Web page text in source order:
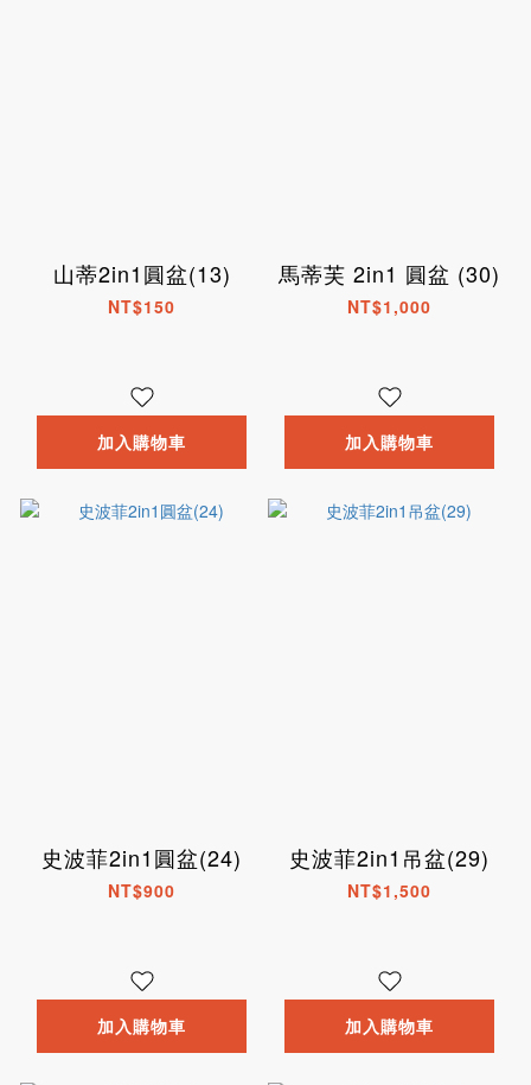
山蒂2in1圓盆(13)
NT$150
加入購物車
馬蒂芙 2in1 圓盆 (30)
NT$1,000
加入購物車
史波菲2in1圓盆(24)
NT$900
加入購物車
史波菲2in1吊盆(29)
NT$1,500
加入購物車